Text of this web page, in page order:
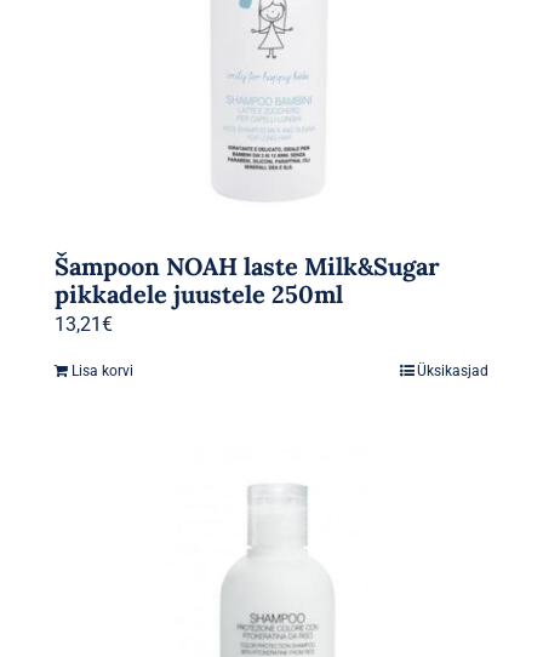
Šampoon NOAH laste Milk&Sugar
pikkadele juustele 250ml
13,21€
Lisa korvi Üksikasjad